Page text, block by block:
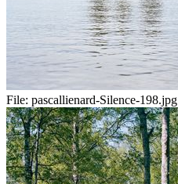
File: pascallienard-Silence-198.jpg